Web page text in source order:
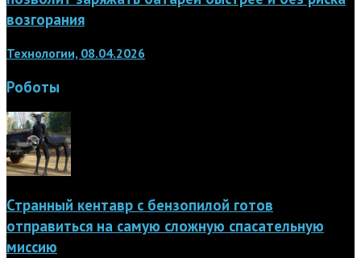
возгорания
Технологии, 08.04.2026
Роботы
Странный кентавр с бензопилой готов
отправиться на самую сложную спасательную
миссию